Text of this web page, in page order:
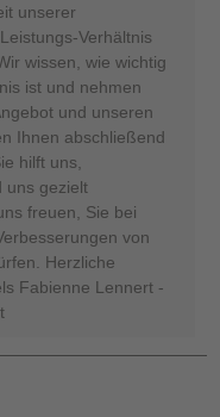
unserer
Verhältnis
wissen, wie wichtig
ist und nehmen
und unseren
Ihnen abschließend
hilft uns,
uns gezielt
freuen, Sie bei
von
Herzliche
Fabienne Lennert -